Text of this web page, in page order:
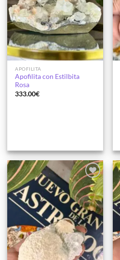
APOFILITA
Apofilita con Estilbita
Rosa
333.00€
Añadir
a la
lista de
deseos